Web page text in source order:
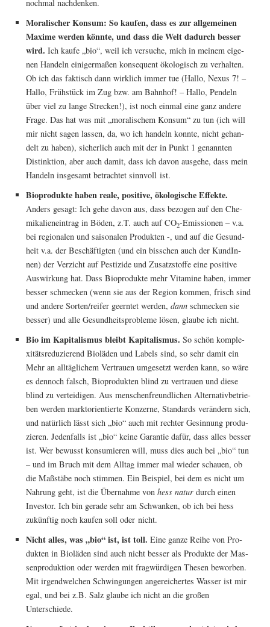
noch­mal nachdenken.
Mora­li­scher Kon­sum: So kau­fen, dass es zur all­ge­mei­nen
Maxi­me wer­den könn­te, und dass die Welt dadurch bes­ser
wird. Ich kau­fe „bio“, weil ich ver­su­che, mich in mei­nem eige­
nen Han­deln eini­ger­ma­ßen kon­se­quent öko­lo­gisch zu ver­hal­ten.
Ob ich das fak­tisch dann wirk­lich immer tue (Hal­lo, Nexus 7! –
Hal­lo, Früh­stück im Zug bzw. am Bahn­hof! – Hal­lo, Pen­deln
über viel zu lan­ge Stre­cken!), ist noch ein­mal eine ganz ande­re
Fra­ge. Das hat was mit „mora­li­schem Kon­sum“ zu tun (ich will
mir nicht sagen las­sen, da, wo ich han­deln konn­te, nicht gehan­
delt zu haben), sicher­lich auch mit der in Punkt 1 genann­ten
Distink­ti­on, aber auch damit, dass ich davon aus­ge­he, dass mein
Han­deln ins­ge­samt betrach­tet sinn­voll ist.
Bio­pro­duk­te haben rea­le, posi­ti­ve, öko­lo­gi­sche Effek­te.
Anders gesagt: Ich gehe davon aus, dass bezo­gen auf den Che­
mi­ka­li­en­ein­trag in Böden, z.T. auch auf CO2-Emis­sio­nen – v.a.
bei regio­na­len und sai­so­na­len Pro­duk­ten -, und auf die Gesund­
heit v.a. der Beschäf­tig­ten (und ein biss­chen auch der Kun­dIn­
nen) der Ver­zicht auf Pes­ti­zi­de und Zusatz­stof­fe eine posi­ti­ve
Aus­wir­kung hat. Dass Bio­pro­duk­te mehr Vit­ami­ne haben, immer
bes­ser schme­cken (wenn sie aus der Regi­on kom­men, frisch sind
und ande­re Sorten/reifer geern­tet wer­den, dannschme­cken sie
bes­ser) und alle Gesund­heits­pro­ble­me lösen, glau­be ich nicht.
Bio im Kapi­ta­lis­mus bleibt Kapi­ta­lis­mus. So schön kom­ple­
xi­täts­re­du­zie­rend Bio­lä­den und Labels sind, so sehr damit ein
Mehr an all­täg­li­chem Ver­trau­en umge­setzt wer­den kann, so wäre
es den­noch falsch, Bio­pro­duk­ten blind zu ver­trau­en und die­se
blind zu ver­tei­di­gen. Aus men­schen­freund­li­chen Alter­na­tiv­be­trie­
ben wer­den markt­ori­en­tier­te Kon­zer­ne, Stan­dards ver­än­dern sich,
und natür­lich lässt sich „bio“ auch mit rech­ter Gesin­nung pro­du­
zie­ren. Jeden­falls ist „bio“ kei­ne Garan­tie dafür, dass alles bes­ser
ist. Wer bewusst kon­su­mie­ren will, muss dies auch bei „bio“ tun
– und im Bruch mit dem All­tag immer mal wie­der schau­en, ob
die Maß­stä­be noch stim­men. Ein Bei­spiel, bei dem es nicht um
Nah­rung geht, ist die Über­nah­me von hess naturdurch einen
Inves­tor. Ich bin gera­de sehr am Schwan­ken, ob ich bei hess
zukünf­tig noch kau­fen soll oder nicht.
Nicht alles, was „bio“ ist, ist toll. Eine gan­ze Rei­he von Pro­
duk­ten in Bio­lä­den sind auch nicht bes­ser als Pro­duk­te der Mas­
sen­pro­duk­ti­on oder wer­den mit frag­wür­di­gen The­sen bewor­ben.
Mit irgend­wel­chen Schwin­gun­gen ange­rei­cher­tes Was­ser ist mir
egal, und bei z.B. Salz glau­be ich nicht an die gro­ßen
Unterschiede.